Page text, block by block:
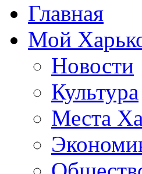
Главная
Мой
Новости
Культура
Места